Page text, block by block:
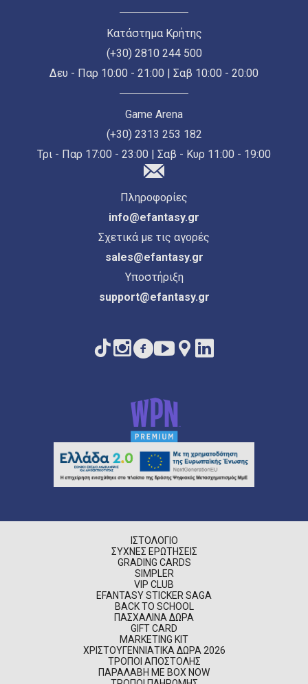
Κατάστημα Κρήτης
(+30) 2810 244 500
Δευ - Παρ 10:00 - 21:00 | Σαβ 10:00 - 20:00
Game Arena
(+30) 2313 253 182
Τρι - Παρ 17:00 - 23:00 | Σαβ - Κυρ 11:00 - 19:00
Πληροφορίες
info@efantasy.gr
Σχετικά με τις αγορές
sales@efantasy.gr
Υποστήριξη
support@efantasy.gr
ΙΣΤΟΛΌΓΙΟ
ΣΥΧΝΈΣ ΕΡΩΤΉΣΕΙΣ
GRADING CARDS
SIMPLER
VIP CLUB
EFANTASY STICKER SAGA
BACK TO SCHOOL
ΠΑΣΧΑΛΙΝΆ ΔΏΡΑ
GIFT CARD
MARKETING KIT
ΧΡΙΣΤΟΥΓΕΝΝΙΆΤΙΚΑ ΔΏΡΑ 2026
ΤΡΌΠΟΙ ΑΠΟΣΤΟΛΉΣ
ΠΑΡΑΛΑΒΉ ΜΕ BOX NOW